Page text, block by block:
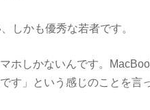
しかも優秀な若者です。
ホしかないんです。
す」という感じのことを言